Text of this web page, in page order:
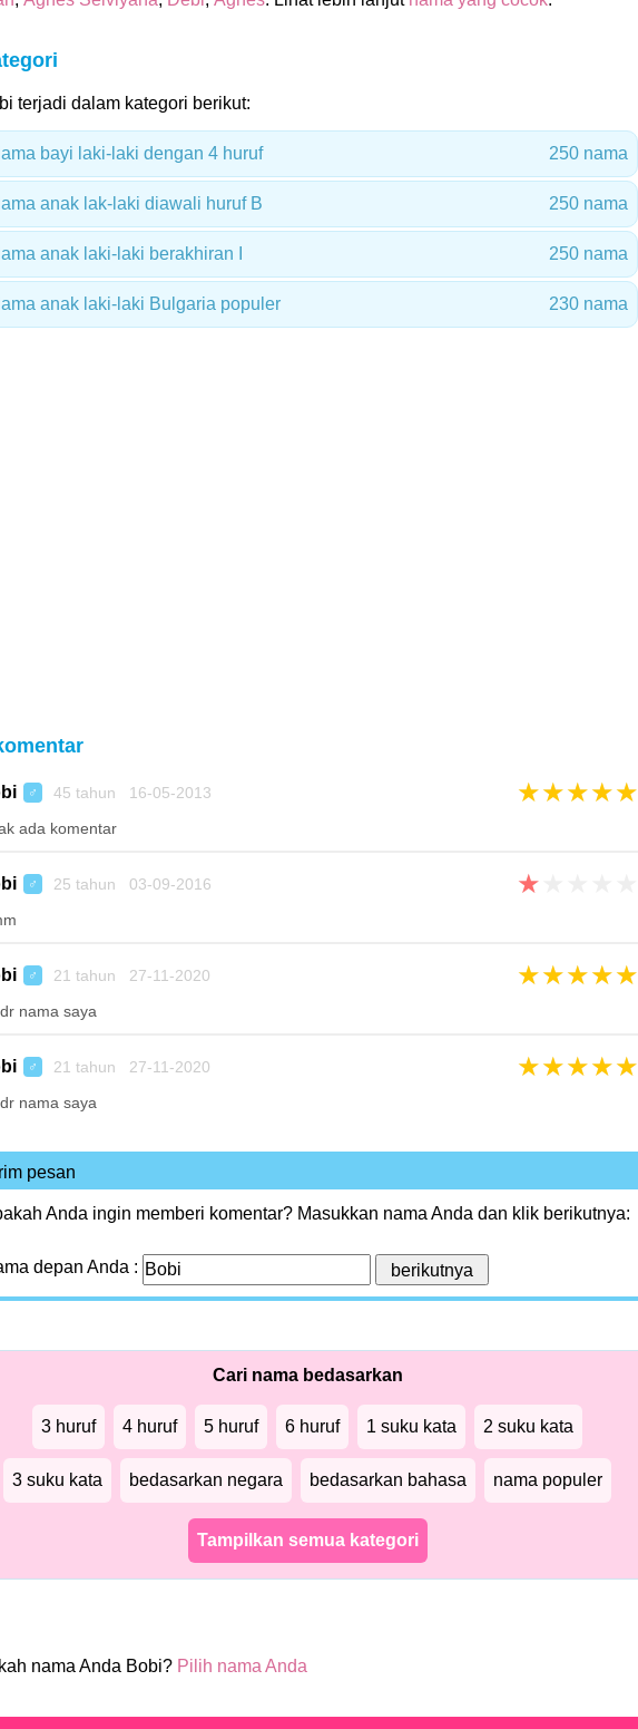
terjadi dalam kategori berikut:
bayi laki-laki dengan 4 huruf 250 nama
anak lak-laki diawali huruf B 250 nama
anak laki-laki berakhiran I 250 nama
anak laki-laki Bulgaria populer 230 nama
♂ 45 tahun 16-05-2013 ★★★★★
ada komentar
♂ 25 tahun 03-09-2016 ★
♂ 21 tahun 27-11-2020 ★★★★★
nama saya
♂ 21 tahun 27-11-2020 ★★★★★
nama saya
pesan
Anda ingin memberi komentar? Masukkan nama Anda dan klik berikutnya:
depan Anda :
Cari nama bedasarkan
3 huruf 4 huruf 5 huruf 6 huruf 1 suku kata 2 suku kata
3 suku kata bedasarkan negara bedasarkan bahasa nama populer
Tampilkan semua kategori
nama Anda Bobi? Pilih nama Anda